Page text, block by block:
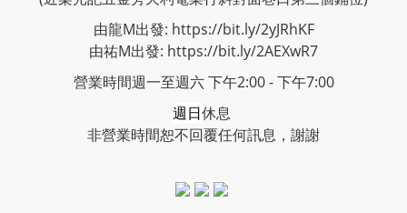
由龍M出發: https://bit.ly/2yJRhKF
由祐M出發: https://bit.ly/2AEXwR7
營業時間週一至週六 下午2:00 - 下午7:00
週日休息
非營業時間恕不回覆任何訊息，謝謝